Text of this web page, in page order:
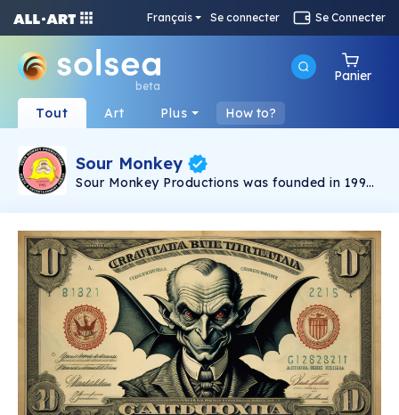
Français Se connecter Se Connecter
beta
Panier
Tout Art Plus How to?
Sour Monkey
Sour Monkey Productions was founded in 1993